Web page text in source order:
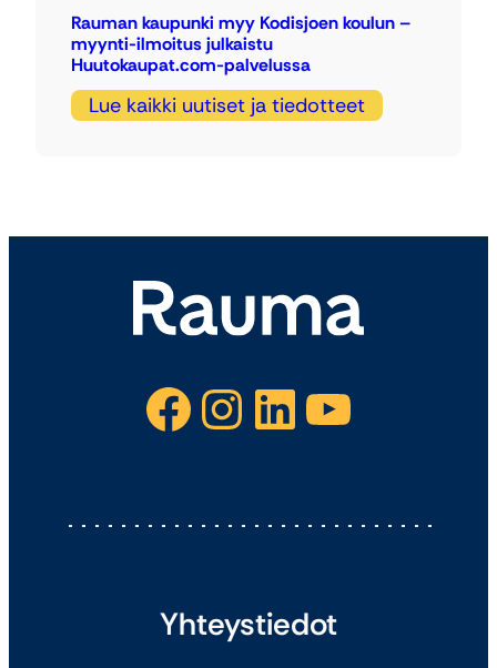
Rauman kaupunki myy Kodisjoen koulun –
myynti-ilmoitus julkaistu
Huutokaupat.com-palvelussa
Lue kaikki uutiset ja tiedotteet
Facebook Instagram LinkedIn YouTube
Yhteystiedot